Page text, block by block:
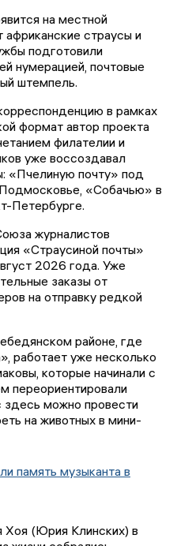
на местной
страусы и
подготовили
нумерацией, почтовые
штемпель.
в рамках
формат автор проекта
филателии и
уже воссоздавал
«Пчелиную почту» под
«Собачью» в
Петербурге.
журналистов
«Страусиной почты»
2026 года. Уже
заказы от
на отправку редкой
районе, где
работает уже несколько
которые начинали с
переориентировали
здесь можно провести
на животных в мини-
память музыканта в
(Юрия Клинских) в